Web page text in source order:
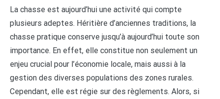
La chasse est aujourd’hui une activité qui compte
plusieurs adeptes. Héritière d’anciennes traditions, la
chasse pratique conserve jusqu’à aujourd’hui toute son
importance. En effet, elle constitue non seulement un
enjeu crucial pour l’économie locale, mais aussi à la
gestion des diverses populations des zones rurales.
Cependant, elle est régie sur des règlements. Alors, si